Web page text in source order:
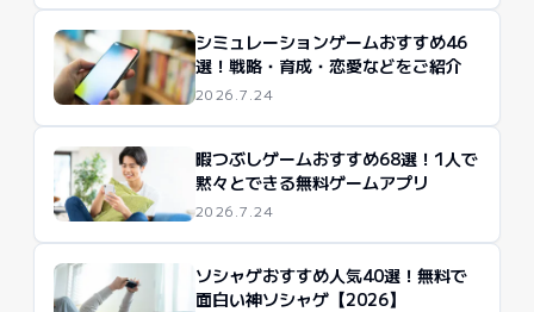
シミュレーションゲームおすすめ46
選！戦略・育成・恋愛などをご紹介
2026.7.24
暇つぶしゲームおすすめ68選！1人で
黙々とできる無料ゲームアプリ
2026.7.24
ソシャゲおすすめ人気40選！無料で
面白い神ソシャゲ【2026】